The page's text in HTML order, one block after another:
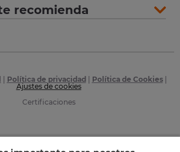
recomienda
Política de privacidad Política de Cookies|
Ajustes de cookies
Certificaciones